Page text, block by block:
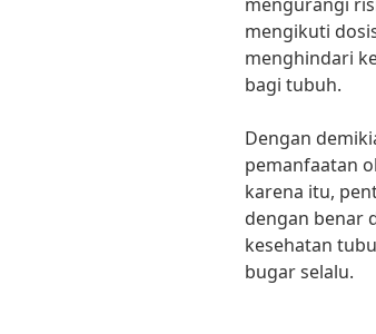
mengikuti
menghindari
bagi tubuh.
Dengan
pemanfaatan
karena itu,
dengan benar
kesehatan
bugar selalu.